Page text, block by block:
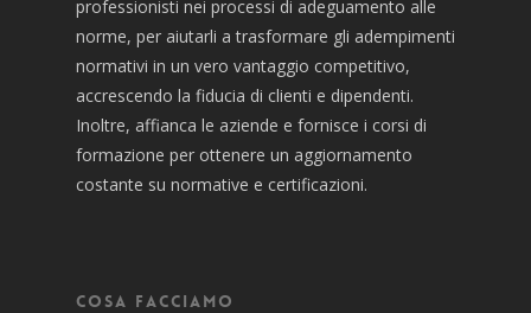
professionisti nei processi di adeguamento alle
norme, per aiutarli a trasformare gli adempimenti
normativi in un vero vantaggio competitivo,
accrescendo la fiducia di clienti e dipendenti.
Inoltre, affianca le aziende e fornisce i corsi di
formazione per ottenere un aggiornamento
costante su normative e certificazioni.
Cosa facciamo